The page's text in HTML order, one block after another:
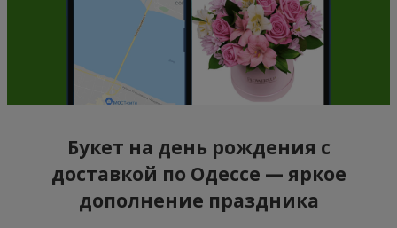
Букет на день рождения с
доставкой по Одессе — яркое
дополнение праздника